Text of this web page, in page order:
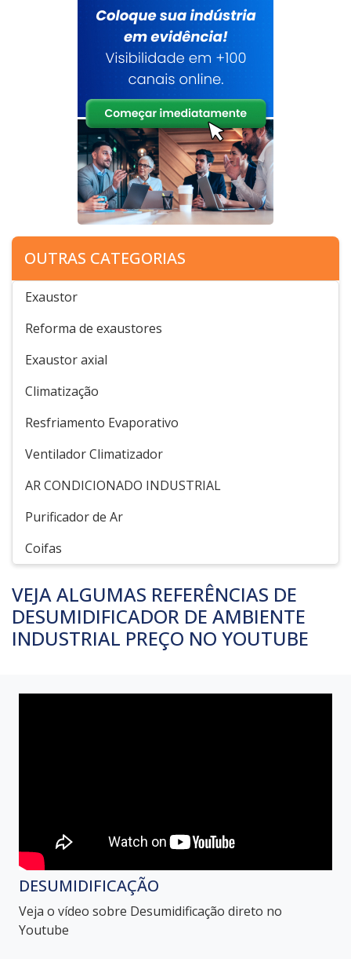
OUTRAS CATEGORIAS
Exaustor
Reforma de exaustores
Exaustor axial
Climatização
Resfriamento Evaporativo
Ventilador Climatizador
AR CONDICIONADO INDUSTRIAL
Purificador de Ar
Coifas
VEJA ALGUMAS REFERÊNCIAS DE
DESUMIDIFICADOR DE AMBIENTE
INDUSTRIAL PREÇO NO YOUTUBE
DESUMIDIFICAÇÃO
Veja o vídeo sobre Desumidificação direto no
Youtube